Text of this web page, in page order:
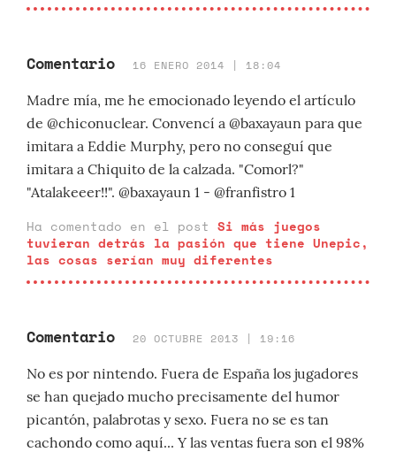
Comentario 16 ENERO 2014 | 18:04
Madre mía, me he emocionado leyendo el artículo
de @chiconuclear. Convencí a @baxayaun para que
imitara a Eddie Murphy, pero no conseguí que
imitara a Chiquito de la calzada. "Comorl?"
"Atalakeeer!!". @baxayaun 1 - @franfistro 1
Ha comentado en el post Si más juegos
tuvieran detrás la pasión que tiene Unepic,
las cosas serían muy diferentes
Comentario 20 OCTUBRE 2013 | 19:16
No es por nintendo. Fuera de España los jugadores
se han quejado mucho precisamente del humor
picantón, palabrotas y sexo. Fuera no se es tan
cachondo como aquí... Y las ventas fuera son el 98%